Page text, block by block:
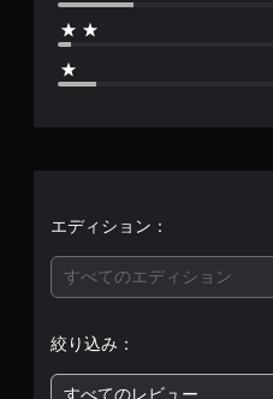
エディション：
すべてのエディション
絞り込み：
すべてのレビュー